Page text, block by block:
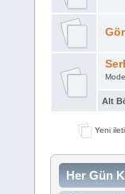
Alt
Yeni
Her Gün